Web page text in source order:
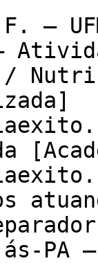
–
/
PA –